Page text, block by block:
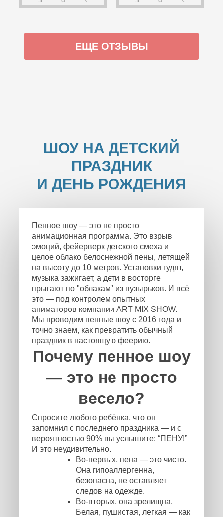
ЕЩЕ ОТЗЫВЫ
ШОУ НА ДЕТСКИЙ
ПРАЗДНИК
И ДЕНЬ РОЖДЕНИЯ
Пенное шоу — это не просто
анимационная программа. Это взрыв
эмоций, фейерверк детского смеха и
целое облако белоснежной пены, летящей
на высоту до 10 метров. Установки гудят,
музыка зажигает, а дети в восторге
прыгают по "облакам" из пузырьков. И всё
это — под контролем опытных
аниматоров компании ART MIX SHOW.
Мы проводим пенные шоу с 2016 года и
точно знаем, как превратить обычный
праздник в настоящую феерию.
Почему пенное шоу
— это не просто
весело?
Спросите любого ребёнка, что он
запомнил с последнего праздника — и с
вероятностью 90% вы услышите: “ПЕНУ!”
И это неудивительно.
Во-первых, пена — это чисто.
Она гипоаллергенна,
безопасна, не оставляет
следов на одежде.
Во-вторых, она зрелищна.
Белая, пушистая, легкая — как